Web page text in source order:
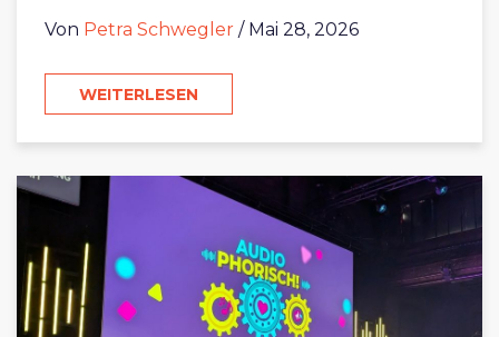
Von Petra Schwegler / Mai 28, 2026
WEITERLESEN